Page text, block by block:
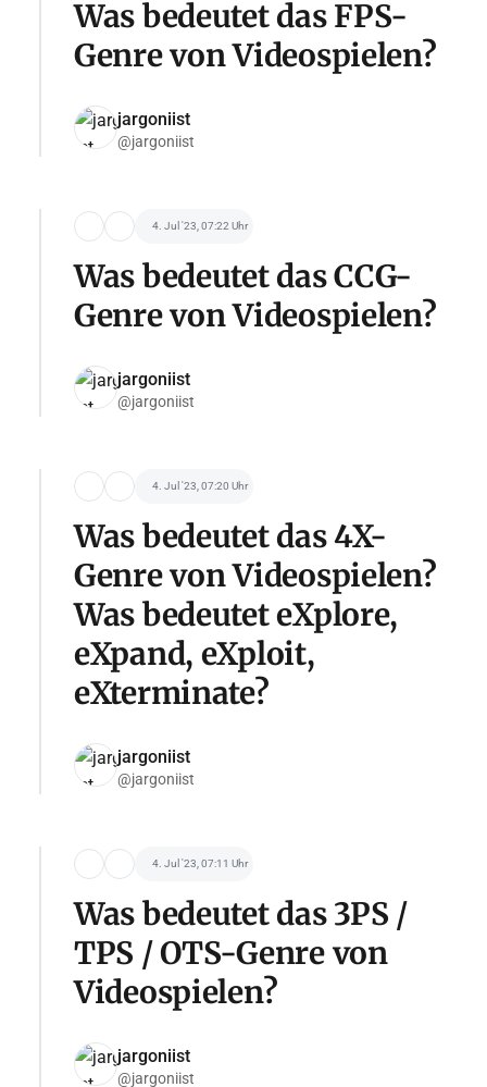
Was bedeutet das FPS-
Genre von Videospielen?
jargoniist
@jargoniist
4. Jul '23, 07:22 Uhr
Was bedeutet das CCG-
Genre von Videospielen?
jargoniist
@jargoniist
4. Jul '23, 07:20 Uhr
Was bedeutet das 4X-
Genre von Videospielen?
Was bedeutet eXplore,
eXpand, eXploit,
eXterminate?
jargoniist
@jargoniist
4. Jul '23, 07:11 Uhr
Was bedeutet das 3PS /
TPS / OTS-Genre von
Videospielen?
jargoniist
@jargoniist